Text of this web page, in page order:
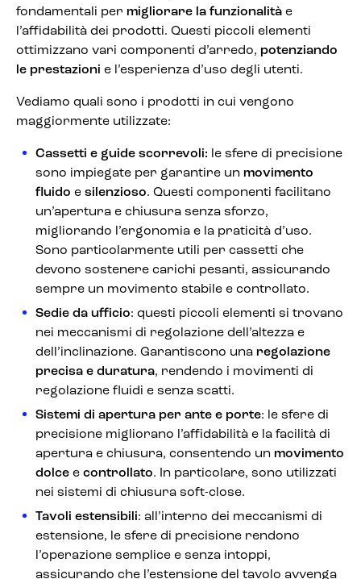
fondamentali per migliorare la funzionalità e
l’affidabilità dei prodotti. Questi piccoli elementi
ottimizzano vari componenti d’arredo, potenziando
le prestazioni e l’esperienza d’uso degli utenti.
Vediamo quali sono i prodotti in cui vengono
maggiormente utilizzate:
Cassetti e guide scorrevoli: le sfere di precisione
sono impiegate per garantire un movimento
fluido e silenzioso. Questi componenti facilitano
un’apertura e chiusura senza sforzo,
migliorando l’ergonomia e la praticità d’uso.
Sono particolarmente utili per cassetti che
devono sostenere carichi pesanti, assicurando
sempre un movimento stabile e controllato.
Sedie da ufficio: questi piccoli elementi si trovano
nei meccanismi di regolazione dell’altezza e
dell’inclinazione. Garantiscono una regolazione
precisa e duratura, rendendo i movimenti di
regolazione fluidi e senza scatti.
Sistemi di apertura per ante e porte: le sfere di
precisione migliorano l’affidabilità e la facilità di
apertura e chiusura, consentendo un movimento
dolce e controllato. In particolare, sono utilizzati
nei sistemi di chiusura soft-close.
Tavoli estensibili: all’interno dei meccanismi di
estensione, le sfere di precisione rendono
l’operazione semplice e senza intoppi,
assicurando che l’estensione del tavolo avvenga